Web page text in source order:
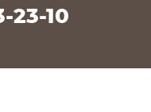
23-10